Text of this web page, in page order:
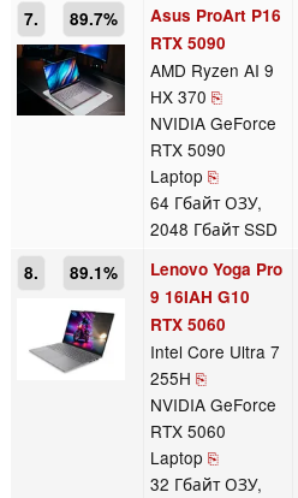
7. 89.7%
Asus ProArt P16
RTX 5090
AMD Ryzen AI 9
HX 370 ⎘
NVIDIA GeForce
RTX 5090
Laptop ⎘
64 Гбайт ОЗУ,
2048 Гбайт SSD
8. 89.1%
Lenovo Yoga Pro
9 16IAH G10
RTX 5060
Intel Core Ultra 7
255H ⎘
NVIDIA GeForce
RTX 5060
Laptop ⎘
32 Гбайт ОЗУ,